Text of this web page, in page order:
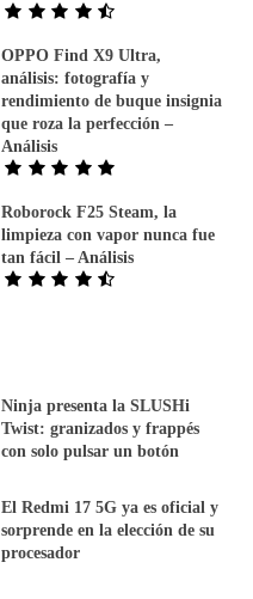
OPPO Find X9 Ultra,
análisis: fotografía y
rendimiento de buque insignia
que roza la perfección –
Análisis
Roborock F25 Steam, la
limpieza con vapor nunca fue
tan fácil – Análisis
Ninja presenta la SLUSHi
Twist: granizados y frappés
con solo pulsar un botón
El Redmi 17 5G ya es oficial y
sorprende en la elección de su
procesador